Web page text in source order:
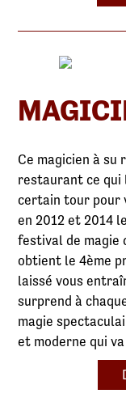
Ce magicien à su
restaurant ce qui
certain tour pour
en 2012 et 2014
festival de magie
obtient le 4ème
laissé vous
surprend à
magie
et moderne qui